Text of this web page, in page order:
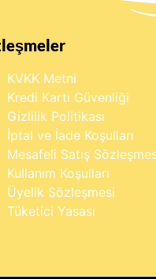
KVKK Metni
Kredi Kartı Güvenliği
Gizlilik Politikası
İptal ve İade Koşulları
Mesafeli Satış
Kullanım Koşulları
Üyelik Sözleşmesi
Tüketici Yasası